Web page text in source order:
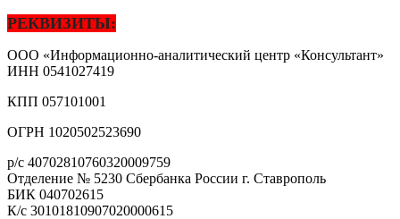
РЕКВИЗИТЫ:
ООО «Информационно-аналитический центр «Консультант»
ИНН 0541027419
КПП 057101001
ОГРН 1020502523690
р/с 40702810760320009759
Отделение № 5230 Сбербанка России г. Ставрополь
БИК 040702615
К/с 30101810907020000615